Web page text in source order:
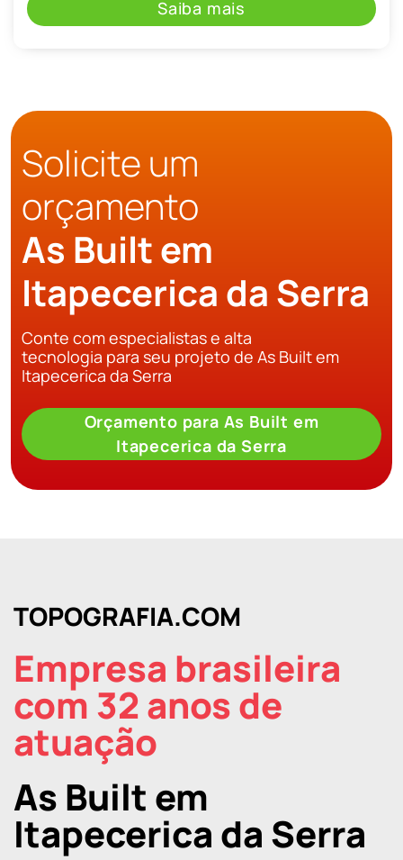
Saiba mais
Solicite um
orçamento
As Built em
Itapecerica da Serra
Conte com especialistas e alta
tecnologia para seu projeto de As Built em
Itapecerica da Serra
Orçamento para As Built em
Itapecerica da Serra
TOPOGRAFIA.COM
Empresa brasileira
com 32 anos de
atuação
As Built em
Itapecerica da Serra